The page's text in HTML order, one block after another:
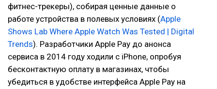
фитнес-трекеры), собирая ценные данные о
работе устройства в полевых условиях (Apple
Shows Lab Where Apple Watch Was Tested | Digital
Trends). Разработчики Apple Pay до анонса
сервиса в 2014 году ходили с iPhone, опробуя
бесконтактную оплату в магазинах, чтобы
убедиться в удобстве интерфейса Apple Pay на